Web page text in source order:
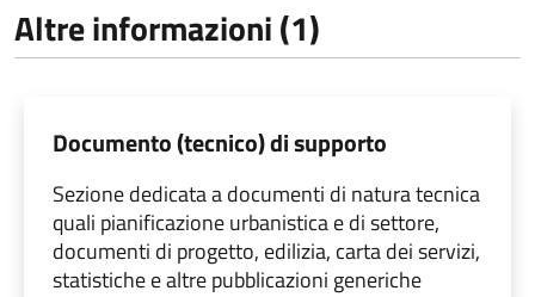
Altre informazioni (1)
Documento (tecnico) di supporto
Sezione dedicata a documenti di natura tecnica
quali pianificazione urbanistica e di settore,
documenti di progetto, edilizia, carta dei servizi,
statistiche e altre pubblicazioni generiche